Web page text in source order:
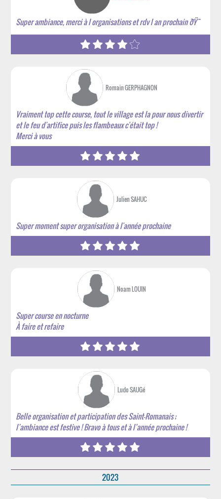
Super ambiance, merci à l organisations et rdv l an prochain ðŸ˜
Romain GERPHAGNON
Vraiment top cette course, tout le village est la pour nous divertir
et le feu d'artifice puis les flambeaux c'était top !
Merci à vous
Julien SAHUC
Super moment super organisation à l'année prochaine
Noam LOUIN
Super course en nocturne
À faire et refaire
Ludo SAUGé
Belle organisation et participation des Saint-Romanais ;
l’ambiance est festive ! Bravo à tous et à l’année prochaine !
2023